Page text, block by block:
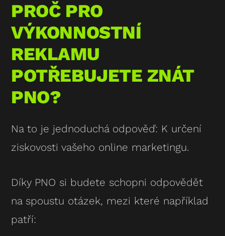
PROČ PRO
VÝKONNOSTNÍ
REKLAMU
POTŘEBUJETE ZNÁT
PNO?
Na to je jednoduchá odpověď: K určení
ziskovosti vašeho online marketingu.
Díky PNO si budete schopni odpovědět
na spoustu otázek, mezi které například
patří: